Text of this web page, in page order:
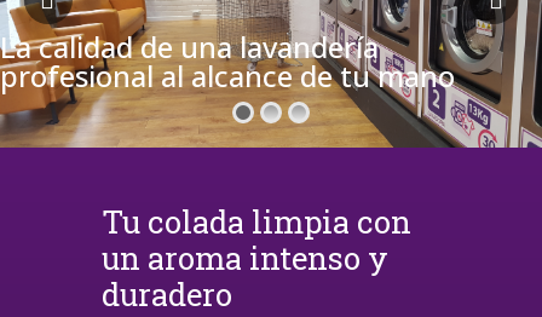
La calidad de una lavandería
profesional al alcance de tu mano
Tu colada limpia con
un aroma intenso y
duradero